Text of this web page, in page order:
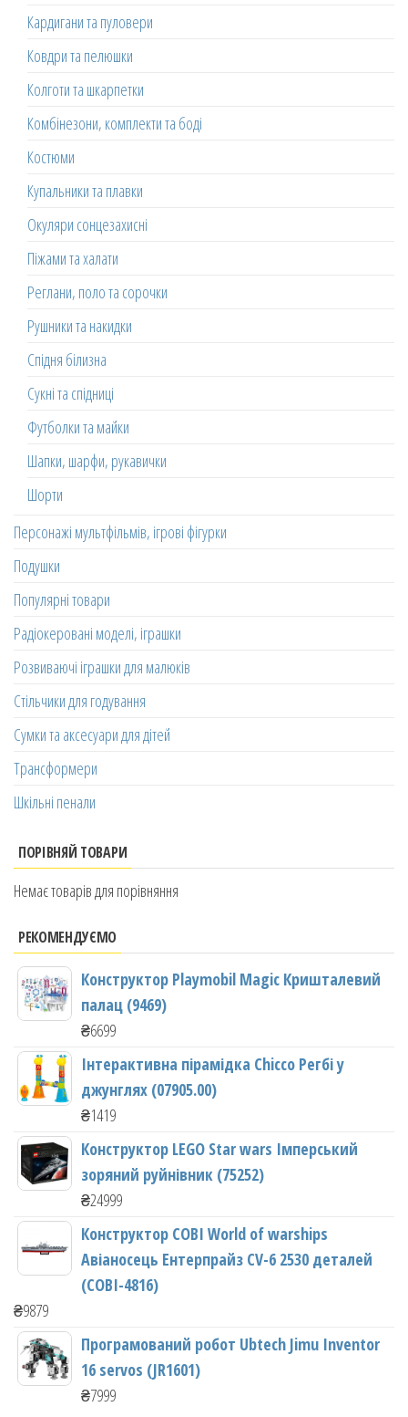
Кардигани та пуловери
Ковдри та пелюшки
Колготи та шкарпетки
Комбінезони, комплекти та боді
Костюми
Купальники та плавки
Окуляри сонцезахисні
Піжами та халати
Реглани, поло та сорочки
Рушники та накидки
Спідня білизна
Сукні та спідниці
Футболки та майки
Шапки, шарфи, рукавички
Шорти
Персонажі мультфільмів, ігрові фігурки
Подушки
Популярні товари
Радіокеровані моделі, іграшки
Розвиваючі іграшки для малюків
Стільчики для годування
Сумки та аксесуари для дітей
Трансформери
Шкільні пенали
ПОРІВНЯЙ ТОВАРИ
Немає товарів для порівняння
РЕКОМЕНДУЄМО
Конструктор Playmobil Magic Кришталевий
палац (9469)
₴6699
Інтерактивна пірамідка Chicco Регбі у
джунглях (07905.00)
₴1419
Конструктор LEGO Star wars Імперський
зоряний руйнівник (75252)
₴24999
Конструктор COBI World of warships
Авіаносець Ентерпрайз CV-6 2530 деталей
(COBI-4816)
₴9879
Програмований робот Ubtech Jimu Inventor
16 servos (JR1601)
₴7999